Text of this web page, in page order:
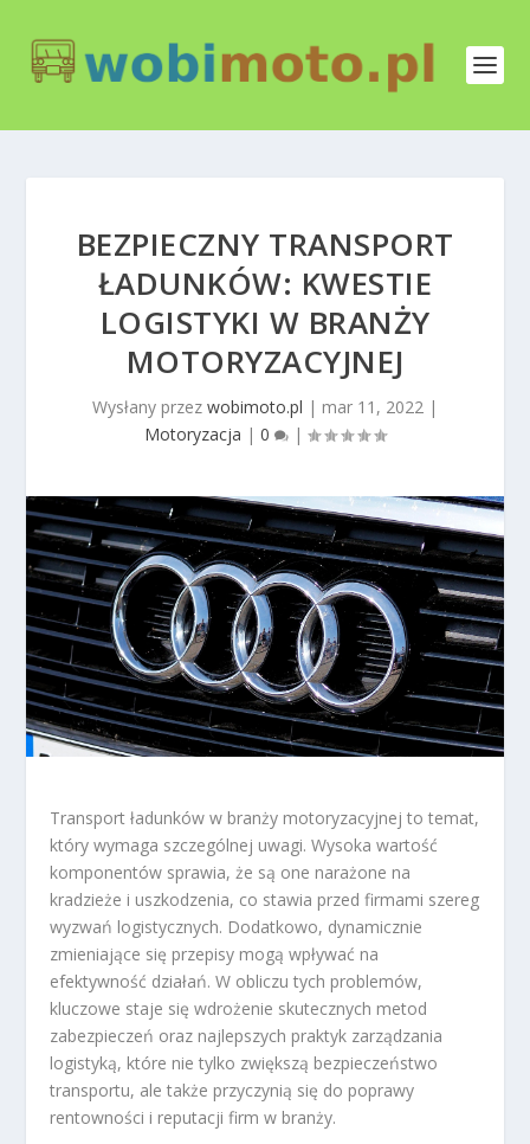
BEZPIECZNY TRANSPORT
ŁADUNKÓW: KWESTIE
LOGISTYKI W BRANŻY
MOTORYZACYJNEJ
Wysłany przez wobimoto.pl | mar 11, 2022 |
Motoryzacja | 0 |
Transport ładunków w branży motoryzacyjnej to temat,
który wymaga szczególnej uwagi. Wysoka wartość
komponentów sprawia, że są one narażone na
kradzieże i uszkodzenia, co stawia przed firmami szereg
wyzwań logistycznych. Dodatkowo, dynamicznie
zmieniające się przepisy mogą wpływać na
efektywność działań. W obliczu tych problemów,
kluczowe staje się wdrożenie skutecznych metod
zabezpieczeń oraz najlepszych praktyk zarządzania
logistyką, które nie tylko zwiększą bezpieczeństwo
transportu, ale także przyczynią się do poprawy
rentowności i reputacji firm w branży.